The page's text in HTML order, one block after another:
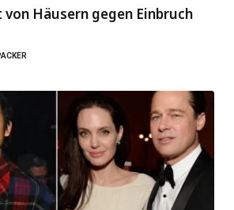
von Häusern gegen Einbruch